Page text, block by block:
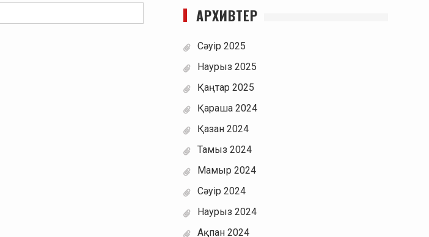
АРХИВТЕР
Сәуір 2025
Наурыз 2025
Қаңтар 2025
Қараша 2024
Қазан 2024
Тамыз 2024
Мамыр 2024
Сәуір 2024
Наурыз 2024
Ақпан 2024